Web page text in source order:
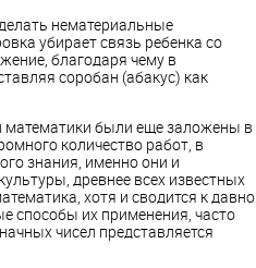
нематериальные
убирает связь ребенка со
благодаря чему в
соробан (абакус) как
математики были еще заложены в
количество работ, в
знания, именно они и
древнее всех известных
хотя и сводится к давно
способы их применения, часто
чисел представляется